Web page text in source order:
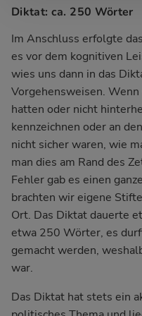
Diktat: ca. 250 Wörter
Im Anschluss erfolgte
es vor dem kognitiven
wies uns dann in das
Vorgehensweisen.
hatten oder nicht
kennzeichnen oder an
nicht sicher waren, wie
man dies am Rand des
Fehler gab es einen
brachten wir eigene
Ort. Das Diktat dauerte
etwa 250 Wörter, es
gemacht werden,
war.
Das Diktat hat stets ein